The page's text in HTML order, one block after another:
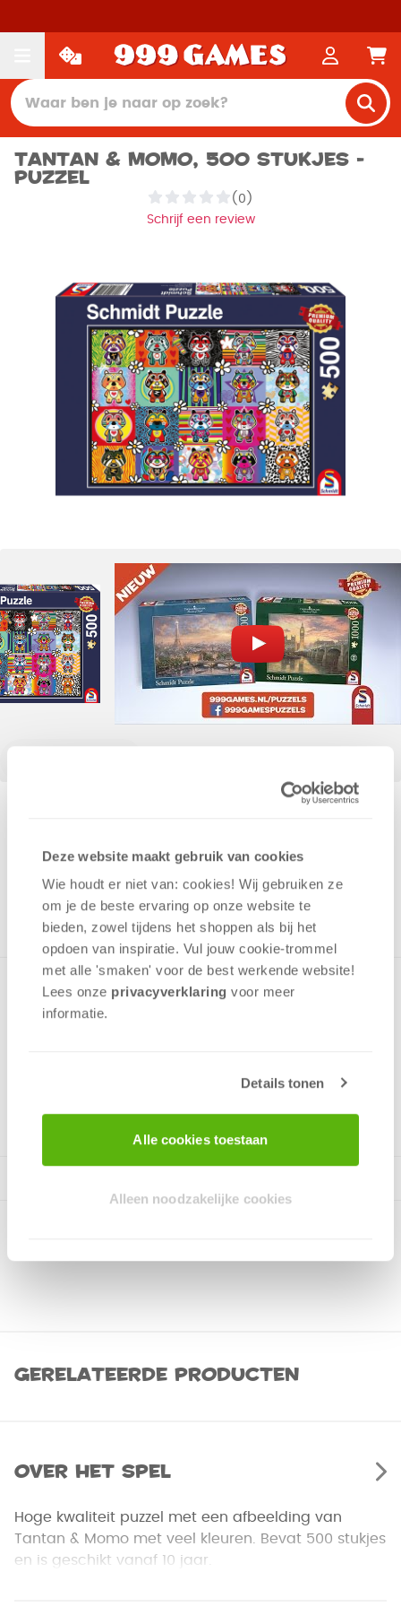
Deze website maakt gebruik van cookies
Wie houdt er niet van: cookies! Wij gebruiken ze
om je de beste ervaring op onze website te
bieden, zowel tijdens het shoppen als bij het
opdoen van inspiratie. Vul jouw cookie-trommel
met alle 'smaken' voor de best werkende website​!
Lees onze privacyverklaring voor meer
informatie.
Details tonen
Alle cookies toestaan
Alleen noodzakelijke cookies
Tantan & Momo, 500 stukjes -
Puzzel
(0)
Schrijf een review
UIT HET ASSORTIMENT
Hoge kwaliteit puzzel met een afbeelding van Tantan &
Momo met veel kleuren. Bevat 500 stukjes en is geschikt
Gerelateerde producten
Over het spel
Hoge kwaliteit puzzel met een afbeelding van
Tantan & Momo met veel kleuren. Bevat 500 stukjes
en is geschikt vanaf 10 jaar.